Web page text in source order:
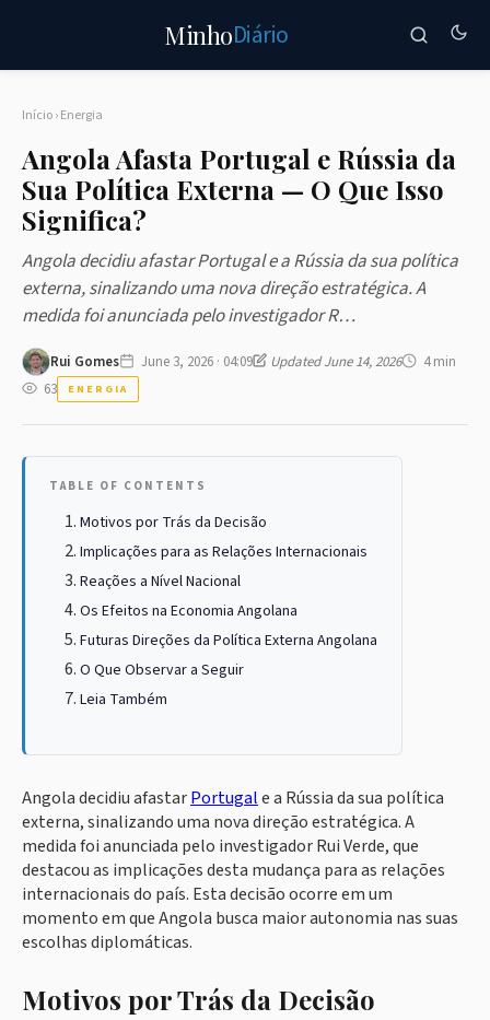
MinhoDiário
Início›Energia
Angola Afasta Portugal e Rússia da
Sua Política Externa — O Que Isso
Significa?
Angola decidiu afastar Portugal e a Rússia da sua política
externa, sinalizando uma nova direção estratégica. A
medida foi anunciada pelo investigador R…
Rui Gomes June 3, 2026 · 04:09 Updated June 14, 2026
4 min
63
ENERGIA
TABLE OF CONTENTS
Motivos por Trás da Decisão
Implicações para as Relações Internacionais
Reações a Nível Nacional
Os Efeitos na Economia Angolana
Futuras Direções da Política Externa Angolana
O Que Observar a Seguir
Leia Também
Angola decidiu afastarPortugale a Rússia da sua política
externa, sinalizando uma nova direção estratégica. A
medida foi anunciada pelo investigador Rui Verde, que
destacou as implicações desta mudança para as relações
internacionais do país. Esta decisão ocorre em um
momento em que Angola busca maior autonomia nas suas
escolhas diplomáticas.
Motivos por Trás da Decisão